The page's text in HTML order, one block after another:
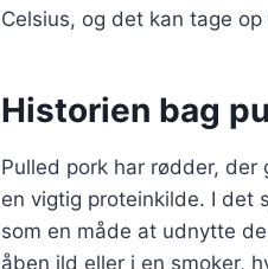
Celsius, og det kan tage
Historien bag
Pulled pork har rødder,
en vigtig proteinkilde. I det
som en måde at udnytte
åben ild eller i en smoker,